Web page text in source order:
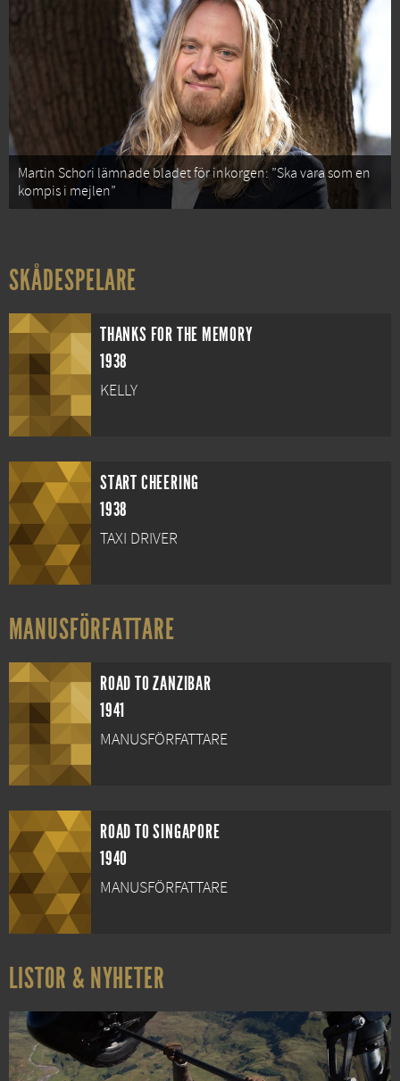
Martin Schori lämnade bladet för inkorgen: ”Ska vara som en
kompis i mejlen”
SKÅDESPELARE
THANKS FOR THE MEMORY
1938
KELLY
START CHEERING
1938
TAXI DRIVER
MANUSFÖRFATTARE
ROAD TO ZANZIBAR
1941
MANUSFÖRFATTARE
ROAD TO SINGAPORE
1940
MANUSFÖRFATTARE
LISTOR & NYHETER